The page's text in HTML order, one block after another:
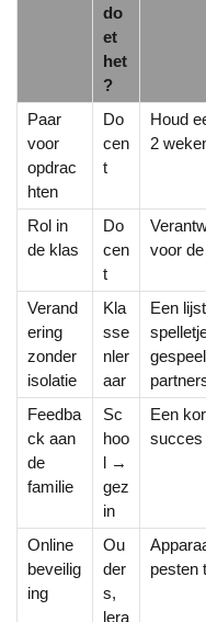
do
et
het
?
Paar
voor
opdrac
hten
Do
cen
t
Houd
2
Rol in
de klas
Do
cen
t
voor
Verand
ering
zonder
isolatie
Kla
sse
nler
aar
Een
Feedba
ck aan
de
familie
Sc
hoo
l →
gez
in
Een
succes
Online
beveilig
ing
Ou
der
s,
lera
pesten